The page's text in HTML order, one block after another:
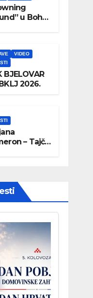
u Boho
VIDEO
BJELOVAR
2026.
– Tajči